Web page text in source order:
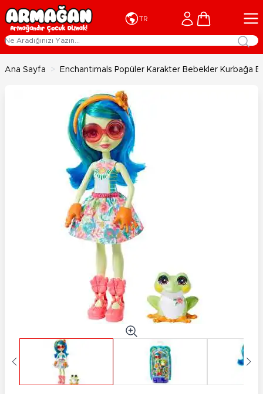
İçeriğe geç
TR Cart
Ana Sayfa > Enchantimals Popüler Karakter Bebekler Kurbağa